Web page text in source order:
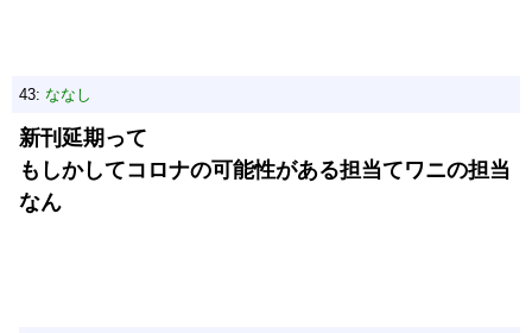
43: ななし
新刊延期って
もしかしてコロナの可能性がある担当てワニの担当
なん